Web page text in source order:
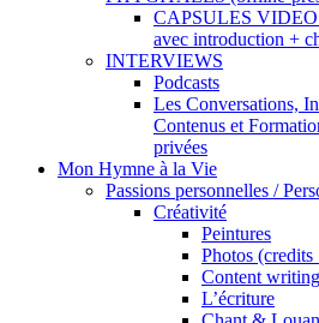
CAPSULES
avec introduction +
INTERVIEWS
Podcasts
Les Conversations,
Contenus et
privées
Mon Hymne à la Vie
Passions personnelles /
Créativité
Peintures
Photos
Content writing
L’écriture